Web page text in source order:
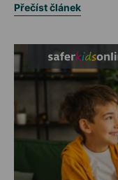
Přečíst článek